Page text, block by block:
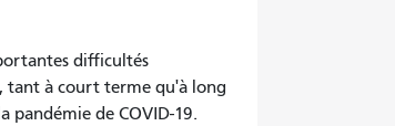
difficultés
tant à court terme qu'à long
pandémie de COVID-19.